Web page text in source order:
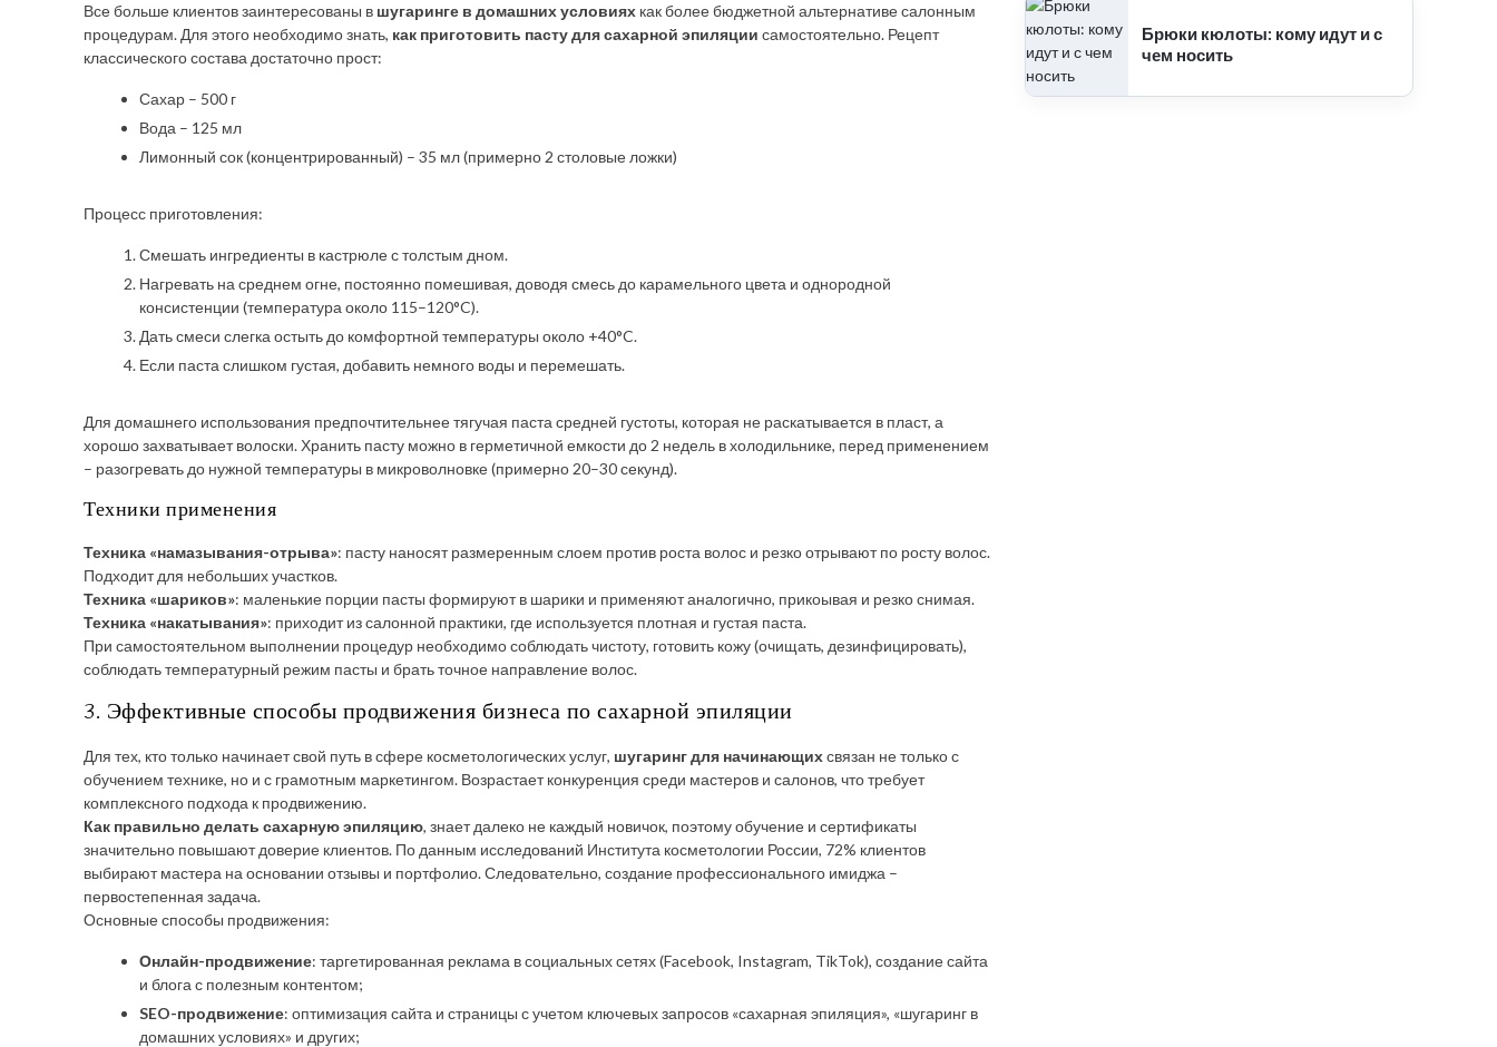
Все больше клиентов заинтересованы в шугаринге в домашних условиях как более бюджетной альтернативе салонным
процедурам. Для этого необходимо знать, как приготовить пасту для сахарной эпиляции самостоятельно. Рецепт
классического состава достаточно прост:
Сахар – 500 г
Вода – 125 мл
Лимонный сок (концентрированный) – 35 мл (примерно 2 столовые ложки)
Процесс приготовления:
Смешать ингредиенты в кастрюле с толстым дном.
Нагревать на среднем огне, постоянно помешивая, доводя смесь до карамельного цвета и однородной
консистенции (температура около 115–120°C).
Дать смеси слегка остыть до комфортной температуры около +40°C.
Если паста слишком густая, добавить немного воды и перемешать.
Для домашнего использования предпочтительнее тягучая паста средней густоты, которая не раскатывается в пласт, а
хорошо захватывает волоски. Хранить пасту можно в герметичной емкости до 2 недель в холодильнике, перед применением
– разогревать до нужной температуры в микроволновке (примерно 20–30 секунд).
Техники применения
Техника «намазывания-отрыва»: пасту наносят размеренным слоем против роста волос и резко отрывают по росту волос.
Подходит для небольших участков.
Техника «шариков»: маленькие порции пасты формируют в шарики и применяют аналогично, прикоывая и резко снимая.
Техника «накатывания»: приходит из салонной практики, где используется плотная и густая паста.
При самостоятельном выполнении процедур необходимо соблюдать чистоту, готовить кожу (очищать, дезинфицировать),
соблюдать температурный режим пасты и брать точное направление волос.
3. Эффективные способы продвижения бизнеса по сахарной эпиляции
Для тех, кто только начинает свой путь в сфере косметологических услуг, шугаринг для начинающихсвязан не только с
обучением технике, но и с грамотным маркетингом. Возрастает конкуренция среди мастеров и салонов, что требует
комплексного подхода к продвижению.
Как правильно делать сахарную эпиляцию, знает далеко не каждый новичок, поэтому обучение и сертификаты
значительно повышают доверие клиентов. По данным исследований Института косметологии России, 72% клиентов
выбирают мастера на основании отзывы и портфолио. Следовательно, создание профессионального имиджа –
первостепенная задача.
Основные способы продвижения:
Онлайн-продвижение: таргетированная реклама в социальных сетях (Facebook, Instagram, TikTok), создание сайта
и блога с полезным контентом;
SEO-продвижение: оптимизация сайта и страницы с учетом ключевых запросов «сахарная эпиляция», «шугаринг в
домашних условиях» и других;
Брюки кюлоты: кому идут и с
чем носить